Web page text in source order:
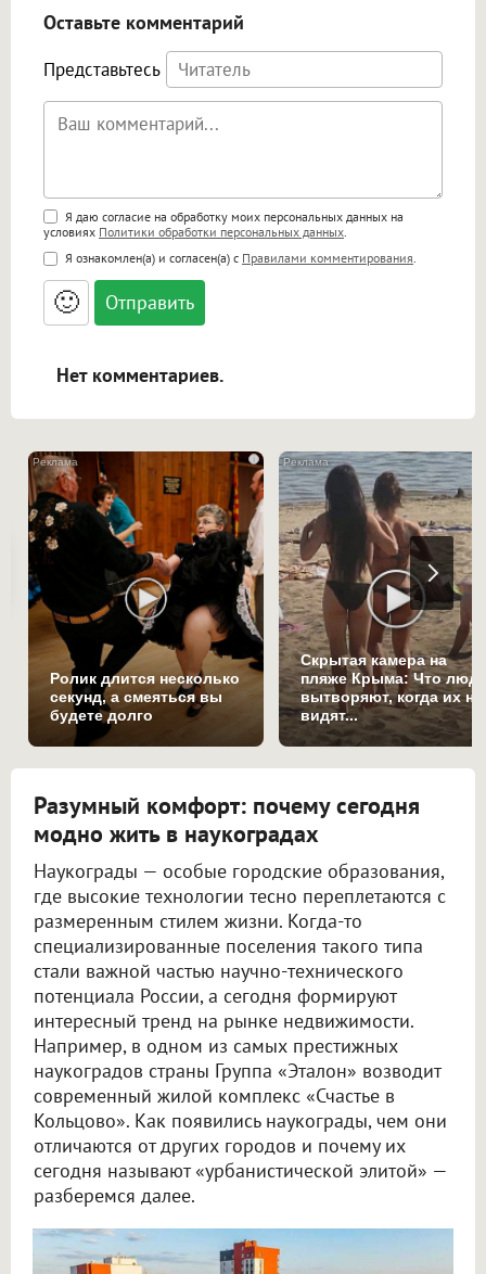
Оставьте комментарий
Представьтесь
Поддержка HTML
<b>, <strong>, <u>, <i>, <em>, <s>, <big>,
<small>, <sup>, <sub>, <pre>, <ul>, <ol>, <li>,
<blockquote>, <code> экранирует HTML,
адреса URL автоматически становятся
ссылками, и [img]адрес[/img] будет
Я даю согласие на обработку моих персональных данных на
условиях Политики обработки персональных данных.
Я ознакомлен(а) и согласен(а) с Правилами комментирования.
🙂
Нет комментариев.
i
Ролик длится несколько
секунд, а смеяться вы
будете долго
Скрытая камера на
пляже Крыма: Что
вытворяют, когда их не
видят...
Разумный комфорт: почему сегодня
модно жить в наукоградах
Наукограды — особые городские образования,
где высокие технологии тесно переплетаются с
размеренным стилем жизни. Когда-то
специализированные поселения такого типа
стали важной частью научно-технического
потенциала России, а сегодня формируют
интересный тренд на рынке недвижимости.
Например, в одном из самых престижных
наукоградов страны Группа «Эталон» возводит
современный жилой комплекс «Счастье в
Кольцово». Как появились наукограды, чем они
отличаются от других городов и почему их
сегодня называют «урбанистической элитой» —
разберемся далее.